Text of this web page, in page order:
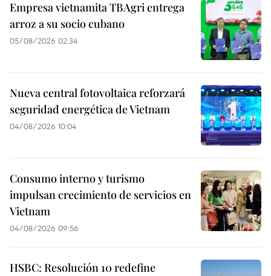
Empresa vietnamita TBAgri entrega
arroz a su socio cubano
05/08/2026 02:34
Nueva central fotovoltaica reforzará
seguridad energética de Vietnam
04/08/2026 10:04
Consumo interno y turismo
impulsan crecimiento de servicios en
Vietnam
04/08/2026 09:56
HSBC: Resolución 10 redefine